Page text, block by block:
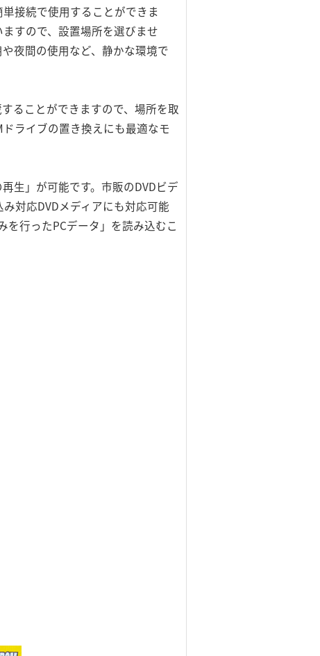
接続で使用することができま
すので、設置場所を選びませ
夜間の使用など、静かな環境で
ることができますので、場所を取
ドライブの置き換えにも最適なモ
生」が可能です。市販のDVDビデ
み対応DVDメディアにも対応可能
を行ったPCデータ」を読み込むこ